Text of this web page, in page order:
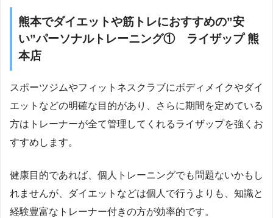
熊本でダイエットや筋トレにおすすめの”安
い”パーソナルトレーニング① ライザップ 熊
本店
スポーツジムやフィットネスクラブにボディメイクやダイ
エットなどの明確な目的があり、さらに期間を定めている
方はトレーナーが全て管理してくれるライザップを強くお
すすめします。
健康目的であれば、個人トレーニングでも問題ないかもし
れませんが、ダイエットなどは個人で行うよりも、知識と
経験豊富なトレーナー付きの方が効率的です。